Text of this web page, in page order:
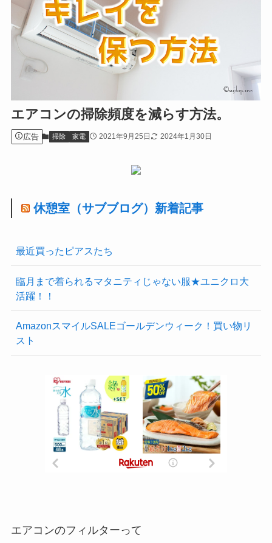
エアコンの掃除頻度を減らす方法。
広告 掃除 家電 2021年9月25日 2024年1月30日
休憩室（サブブログ）新着記事
最近買ったピアスたち
臨月まで着られるマタニティじゃない服★ユニクロ大
活躍！！
AmazonスマイルSALEゴールデンウィーク！買い物リ
スト
エアコンのフィルターって